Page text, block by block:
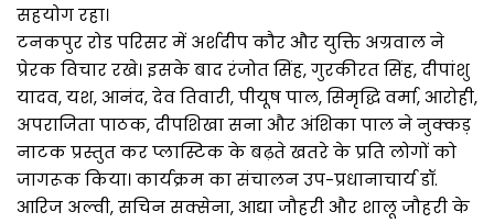
सहयोग रहा।
टनकपुर रोड परिसर में अर्शदीप कौर और युक्ति अग्रवाल ने
प्रेरक विचार रखे। इसके बाद रंजोत सिंह, गुरकीरत सिंह, दीपांशु
यादव, यश, आनंद, देव तिवारी, पीयूष पाल, सिमृद्धि वर्मा, आरोही,
अपराजिता पाठक, दीपशिखा सना और अंशिका पाल ने नुक्कड़
नाटक प्रस्तुत कर प्लास्टिक के बढ़ते खतरे के प्रति लोगों को
जागरूक किया। कार्यक्रम का संचालन उप-प्रधानाचार्य डॉ.
आरिज अल्वी, सचिन सक्सेना, आद्या जौहरी और शालू जौहरी के